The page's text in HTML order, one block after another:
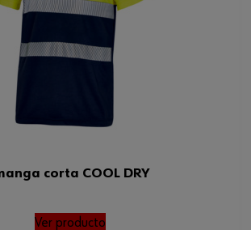
corta COOL DRY
Ver producto